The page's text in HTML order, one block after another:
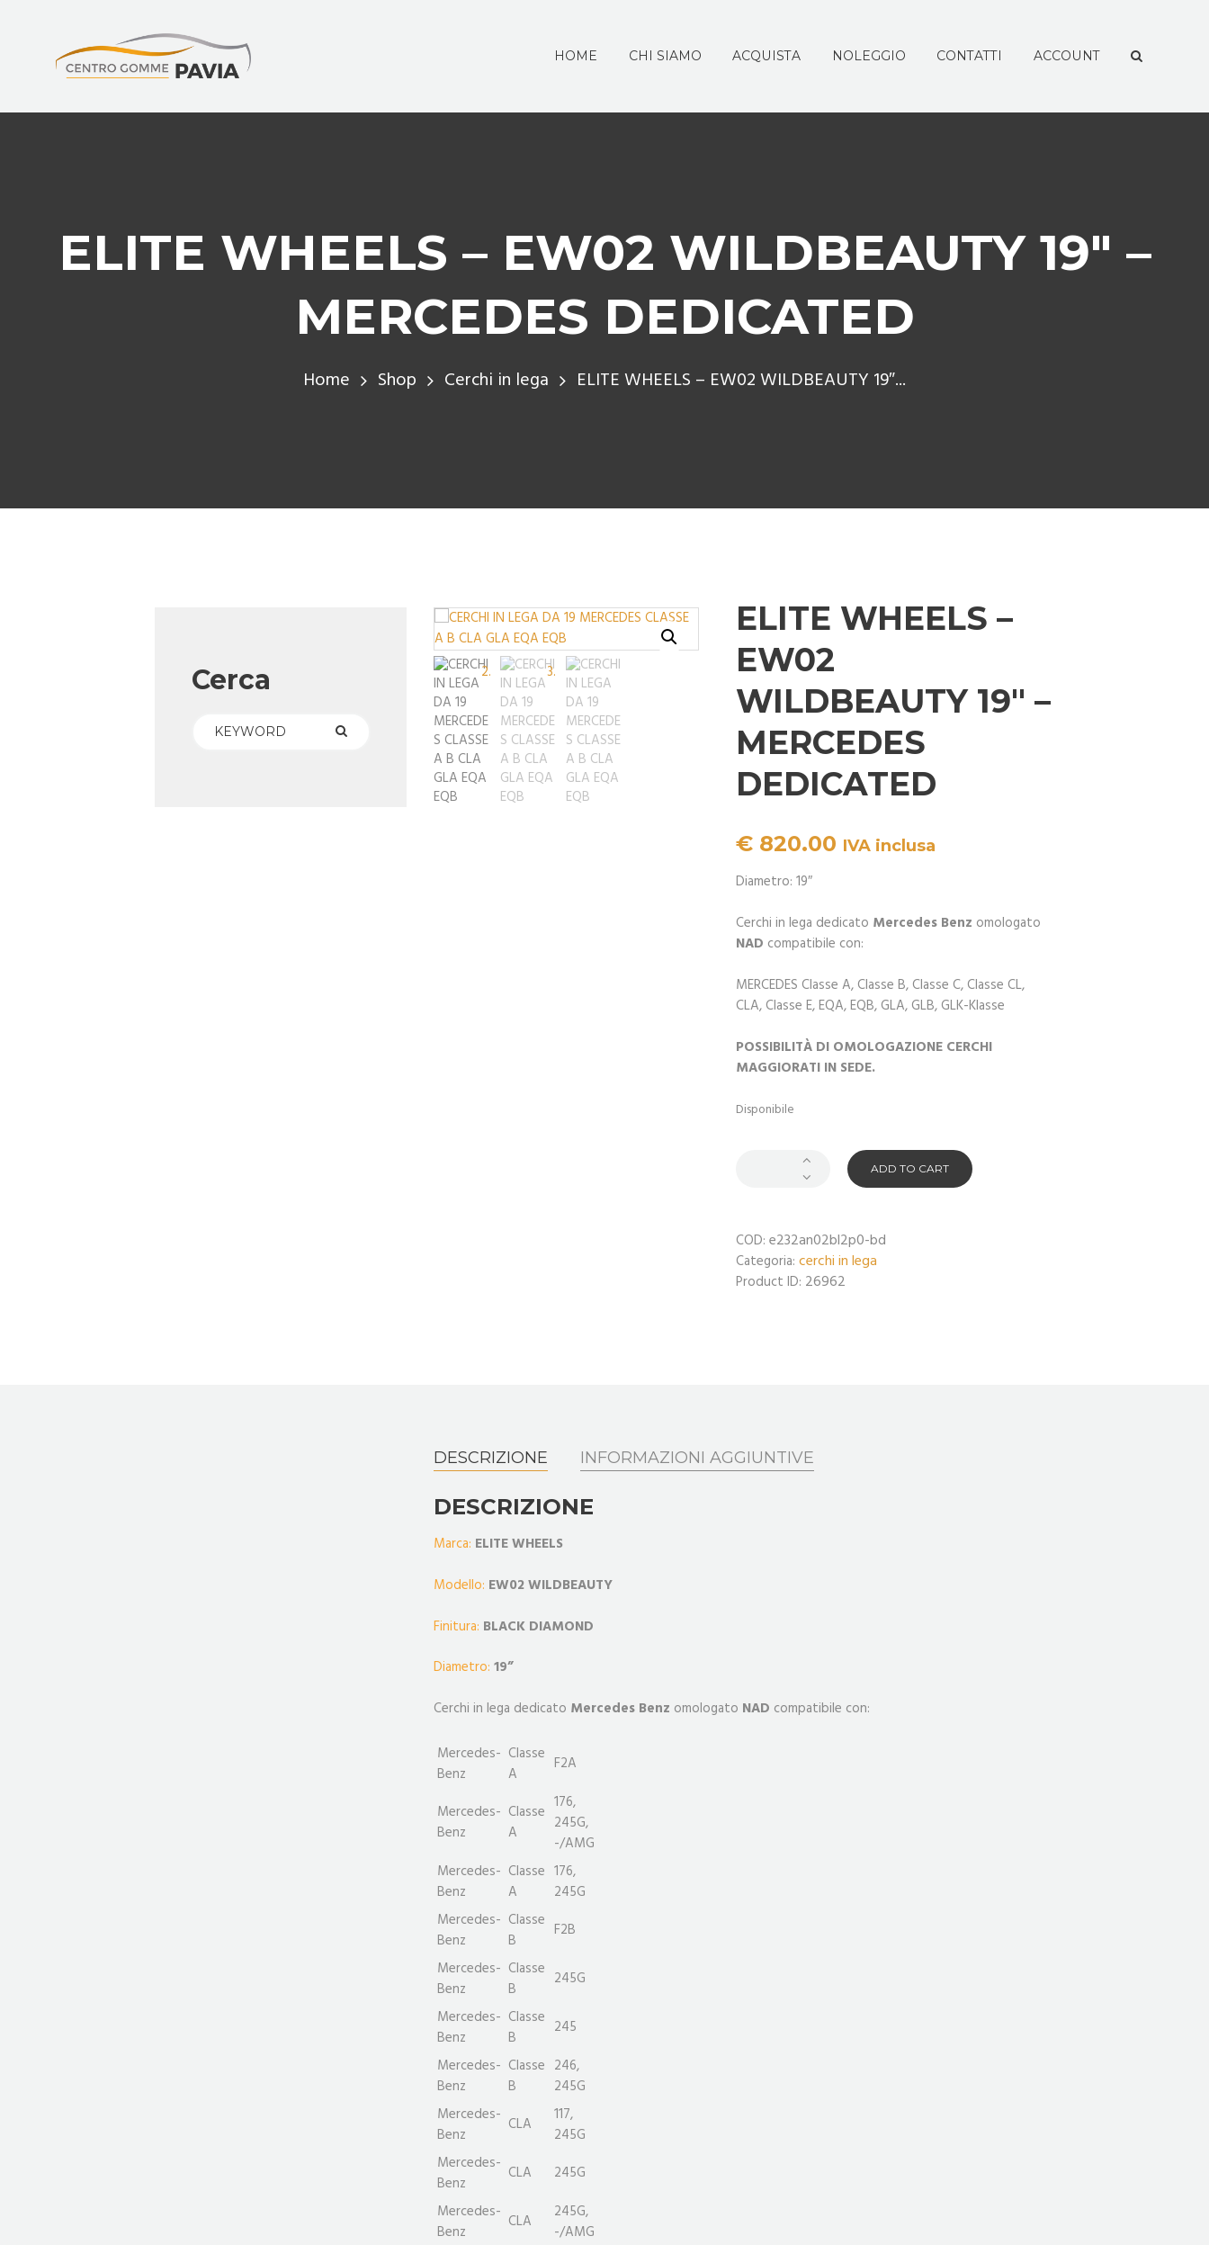
HOME CHI SIAMO ACQUISTA NOLEGGIO CONTATTI ACCOUNT
ELITE WHEELS – EW02 WILDBEAUTY 19″ –
MERCEDES DEDICATED
Home Shop Cerchi in lega ELITE WHEELS – EW02 WILDBEAUTY 19″...
ELITE WHEELS –
EW02
WILDBEAUTY 19″ –
MERCEDES
DEDICATED
€ 820.00 IVA inclusa
Diametro: 19″
Cerchi in lega dedicato Mercedes Benz omologato
NAD compatibile con:
MERCEDES Classe A, Classe B, Classe C, Classe CL,
CLA, Classe E, EQA, EQB, GLA, GLB, GLK-Klasse
POSSIBILITÀ DI OMOLOGAZIONE CERCHI
MAGGIORATI IN SEDE.
Disponibile
ADD TO CART
COD:e232an02bl2p0-bd
Categoria:cerchi in lega
Product ID: 26962
DESCRIZIONE INFORMAZIONI AGGIUNTIVE
DESCRIZIONE
Marca: ELITE WHEELS
Modello: EW02 WILDBEAUTY
Finitura: BLACK DIAMOND
Diametro: 19”
Cerchi in lega dedicato Mercedes Benz omologato NAD compatibile con:
Mercedes-
Benz
Classe
A
F2A
Mercedes-
Benz
Classe
A
176,
245G,
-/AMG
Mercedes-
Benz
Classe
A
176,
245G
Mercedes-
Benz
Classe
B
F2B
Mercedes-
Benz
Classe
B
245G
Mercedes-
Benz
Classe
B
245
Mercedes-
Benz
Classe
B
246,
245G
Mercedes-
Benz
CLA
117,
245G
Mercedes-
Benz
CLA
245G
Mercedes-
Benz
CLA
245G,
-/AMG
Cerca